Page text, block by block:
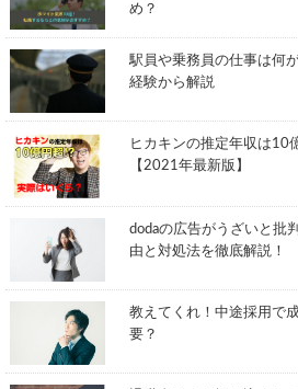
め？
駅員や乗務員の仕事は何
経験から解説
ヒカキンの推定年収は10
【2021年最新版】
dodaの広告がうざいと批
由と対処法を徹底解説！
教えてくれ！中途採用で
要？